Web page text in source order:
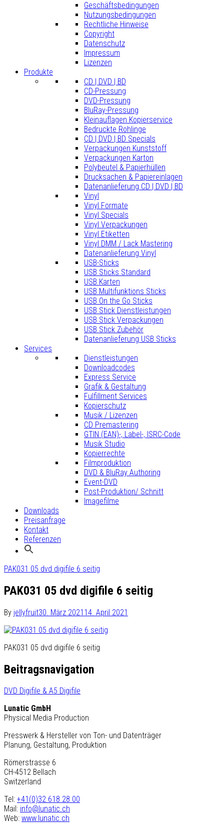
Geschäftsbedingungen
Nutzungsbedingungen
Rechtliche Hinweise
Copyright
Datenschutz
Impressum
Lizenzen
Produkte
CD | DVD | BD
CD-Pressung
DVD-Pressung
BluRay-Pressung
Kleinauflagen Kopierservice
Bedruckte Rohlinge
CD | DVD | BD Specials
Verpackungen Kunststoff
Verpackungen Karton
Polybeutel & Papierhüllen
Drucksachen & Papiereinlagen
Datenanlieferung CD | DVD | BD
Vinyl
Vinyl Formate
Vinyl Specials
Vinyl Verpackungen
Vinyl Etiketten
Vinyl DMM / Lack Mastering
Datenanlieferung Vinyl
USB-Sticks
USB Sticks Standard
USB Karten
USB Multifunktions Sticks
USB On the Go Sticks
USB Stick Dienstleistungen
USB Stick Verpackungen
USB Stick Zubehör
Datenanlieferung USB Sticks
Services
Dienstleistungen
Downloadcodes
Express Service
Grafik & Gestaltung
Fulfillment Services
Kopierschutz
Musik / Lizenzen
CD Premastering
GTIN (EAN)-, Label-, ISRC-Code
Musik Studio
Kopierrechte
Filmproduktion
DVD & BluRay Authoring
Event-DVD
Post-Produktion/ Schnitt
Imagefilme
Downloads
Preisanfrage
Kontakt
Referenzen
PAK031 05 dvd digifile 6 seitig
PAK031 05 dvd digifile 6 seitig
By jellyfruit30. März 2021 14. April 2021
PAK031 05 dvd digifile 6 seitig
Beitragsnavigation
DVD Digifile & A5 Digifile
Lunatic GmbH
Physical Media Production
Presswerk & Hersteller von Ton- und Datenträger
Planung, Gestaltung, Produktion
Römerstrasse 6
CH-4512 Bellach
Switzerland
Tel: +41(0)32 618 28 00
Mail: info@lunatic.ch
Web: www.lunatic.ch